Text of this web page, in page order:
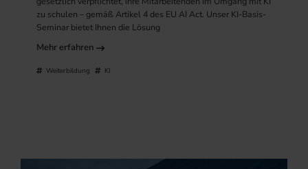
zu schulen – gemäß Artikel 4 des EU AI Act. Unser KI-Basis-
Seminar bietet Ihnen die Lösung
Mehr erfahren
Weiterbildung KI